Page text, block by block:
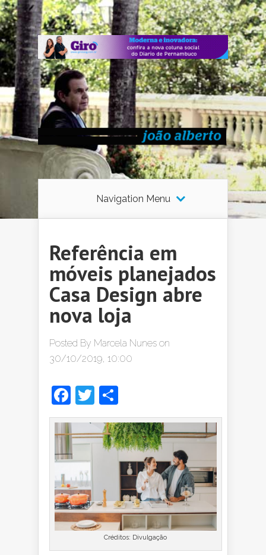
Navigation Menu
Referência em
móveis planejados
Casa Design abre
nova loja
Posted By Marcela Nunes on
30/10/2019, 10:00
Facebook
Twitter
Créditos: Divulgação